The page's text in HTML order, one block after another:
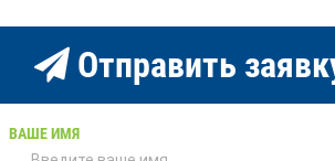
Отправить
ВАШЕ ИМЯ